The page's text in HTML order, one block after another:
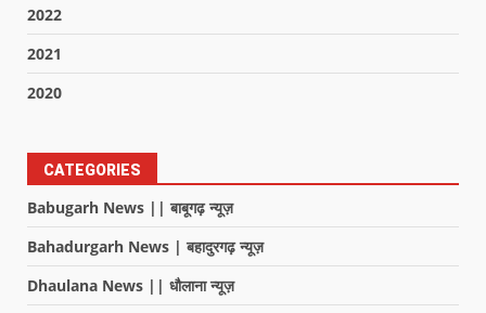
2022
2021
2020
CATEGORIES
Babugarh News || बाबूगढ़ न्यूज़
Bahadurgarh News | बहादुरगढ़ न्यूज़
Dhaulana News || धौलाना न्यूज़